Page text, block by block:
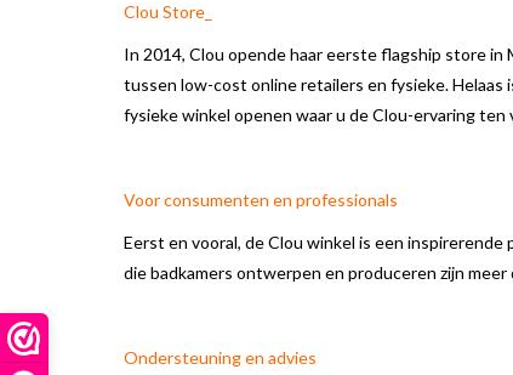
Clou Store_
In 2014, Clou opende haar eerste flagship store
tussen low-cost online retailers en fysieke. Helaas
fysieke winkel openen waar u de Clou-ervaring ten
Voor consumenten en professionals
Eerst en vooral, de Clou winkel is een
die badkamers ontwerpen en produceren zijn meer
Ondersteuning en advies